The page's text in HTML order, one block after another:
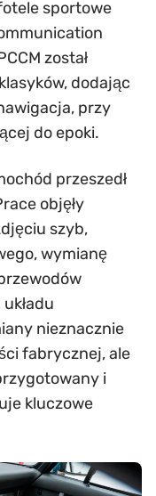
sportowe
został
dodając
przy
do epoki.
przeszedł
objęły
szyb,
wymianę
nieznacznie
fabrycznej, ale
i
kluczowe